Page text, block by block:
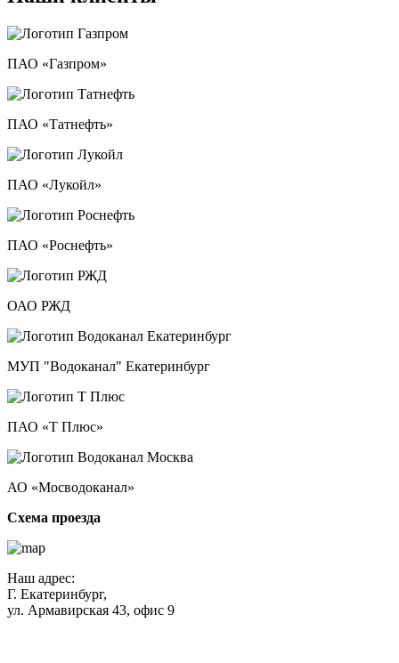
ПАО «Газпром»
ПАО «Татнефть»
ПАО «Лукойл»
ПАО «Роснефть»
ОАО РЖД
МУП "Водоканал" Екатеринбург
ПАО «Т Плюс»
АО «Мосводоканал»
Схема проезда
Наш адрес:
Г. Екатеринбург,
ул. Армавирская 43, офис 9